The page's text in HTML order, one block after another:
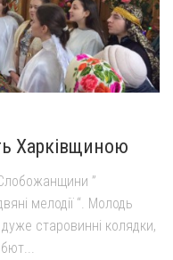
Харківщиною
Слобожанщини ”
мелодії “. Молодь
дуже старовинні колядки,